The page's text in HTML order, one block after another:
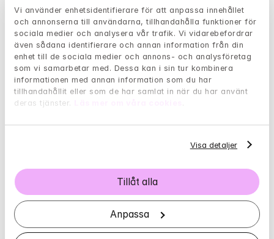
Vi använder enhetsidentifierare för att anpassa innehållet
och annonserna till användarna, tillhandahålla funktioner för
sociala medier och analysera vår trafik. Vi vidarebefordrar
även sådana identifierare och annan information från din
enhet till de sociala medier och annons- och analysföretag
som vi samarbetar med. Dessa kan i sin tur kombinera
informationen med annan information som du har
tillhandahållit eller som de har samlat in när du har använt
deras tjänster.
Visa detaljer
Tillåt alla
Anpassa
relationer. Svårigheter på arbetsplatsen med
auktoritetsfigurer, extrema reaktioner på kritik eller
beröm, oförmåga att samarbeta effektivt, eller
ihållande känslor av att vara en bluff kan alla
reflektera anknytningsutmaningar.
Föräldraskapsutmaningar, såsom att känna sig
överväldigad av barns emotionella behov, svårigheter
välbefinnande kan indikera anknytningsproblem som
Svårigheter att skapa eller upprätthålla vänskaper,
känslor av att vara utanför i sociala grupper eller
mycket oro kopplat till relationer i allmänhet kan vara
indikationer på anknytningsproblem.